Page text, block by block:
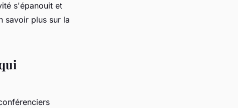
s'épanouit et
savoir plus sur la